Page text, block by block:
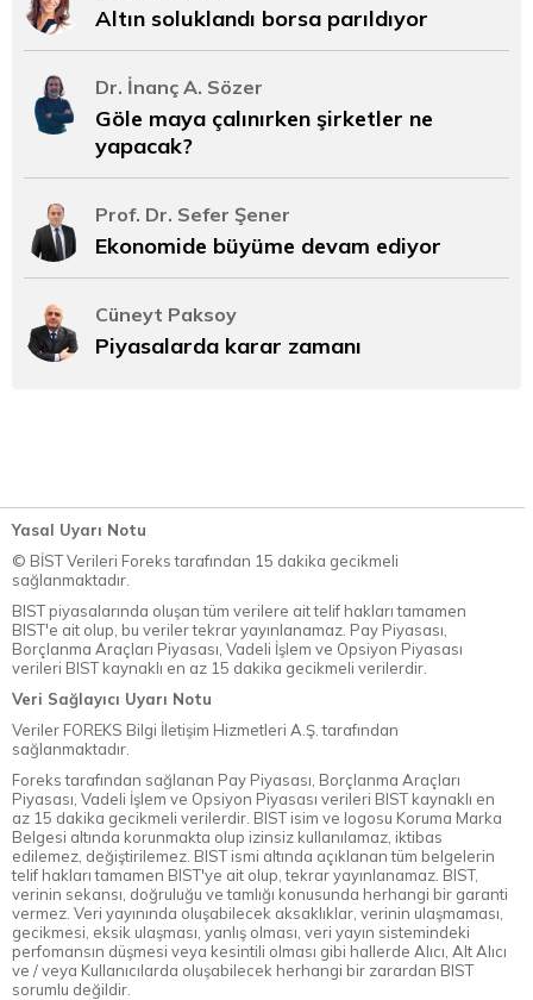
Altın soluklandı borsa parıldıyor
Dr. İnanç A. Sözer
Göle maya çalınırken şirketler ne
yapacak?
Prof. Dr. Sefer Şener
Ekonomide büyüme devam ediyor
Cüneyt Paksoy
Piyasalarda karar zamanı
Yasal Uyarı Notu
© BİST Verileri Foreks tarafından 15 dakika gecikmeli
sağlanmaktadır.
BIST piyasalarında oluşan tüm verilere ait telif hakları tamamen
BIST'e ait olup, bu veriler tekrar yayınlanamaz. Pay Piyasası,
Borçlanma Araçları Piyasası, Vadeli İşlem ve Opsiyon Piyasası
verileri BIST kaynaklı en az 15 dakika gecikmeli verilerdir.
Veri Sağlayıcı Uyarı Notu
Veriler FOREKS Bilgi İletişim Hizmetleri A.Ş. tarafından
sağlanmaktadır.
Foreks tarafından sağlanan Pay Piyasası, Borçlanma Araçları
Piyasası, Vadeli İşlem ve Opsiyon Piyasası verileri BIST kaynaklı en
az 15 dakika gecikmeli verilerdir. BIST isim ve logosu Koruma Marka
Belgesi altında korunmakta olup izinsiz kullanılamaz, iktibas
edilemez, değiştirilemez. BIST ismi altında açıklanan tüm belgelerin
telif hakları tamamen BIST'ye ait olup, tekrar yayınlanamaz. BIST,
verinin sekansı, doğruluğu ve tamlığı konusunda herhangi bir garanti
vermez. Veri yayınında oluşabilecek aksaklıklar, verinin ulaşmaması,
gecikmesi, eksik ulaşması, yanlış olması, veri yayın sistemindeki
perfomansın düşmesi veya kesintili olması gibi hallerde Alıcı, Alt Alıcı
ve / veya Kullanıcılarda oluşabilecek herhangi bir zarardan BIST
sorumlu değildir.